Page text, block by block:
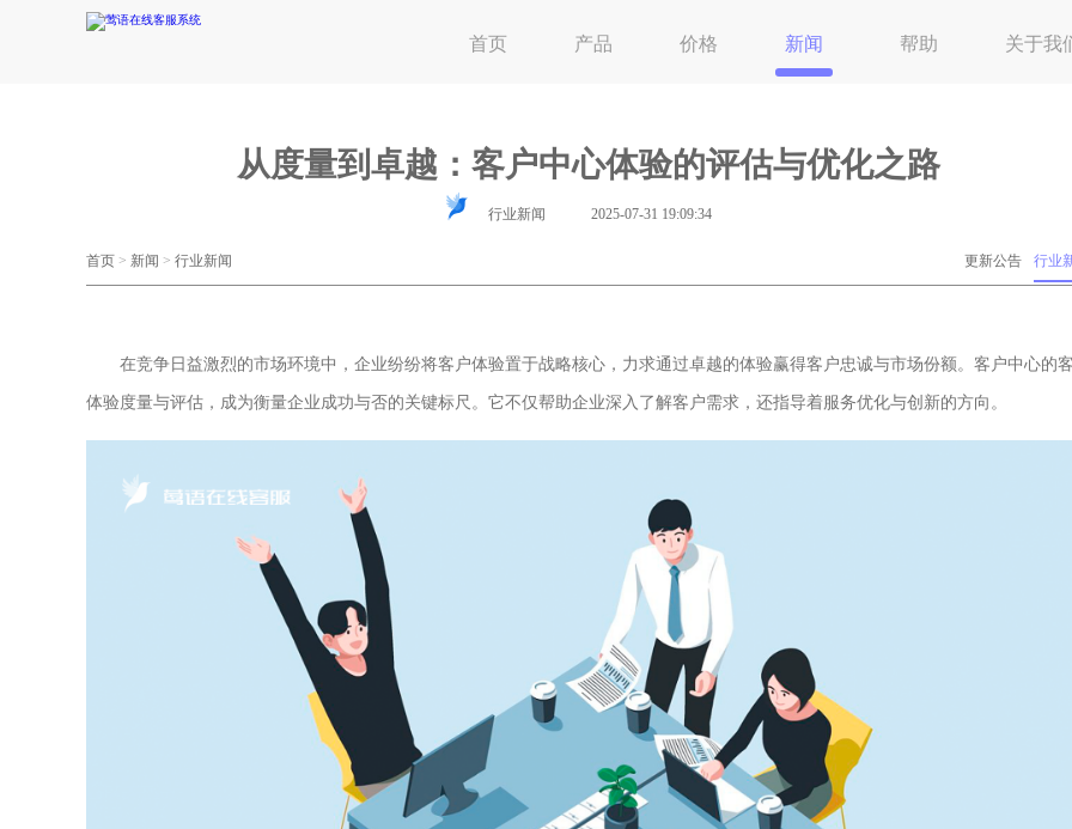
首页 产品 价格 新闻 帮助 关于我
从度量到卓越：客户中心体验的评估与优化之路
行业新闻 2025-07-31 19:09:34
行业
更新公告
首页 > 新闻 > 行业新闻
在竞争日益激烈的市场环境中，企业纷纷将客户体验置于战略核心，力求通过卓越的体验赢得客户忠诚与市场份额。客户中心的
体验度量与评估，成为衡量企业成功与否的关键标尺。它不仅帮助企业深入了解客户需求，还指导着服务优化与创新的方向。